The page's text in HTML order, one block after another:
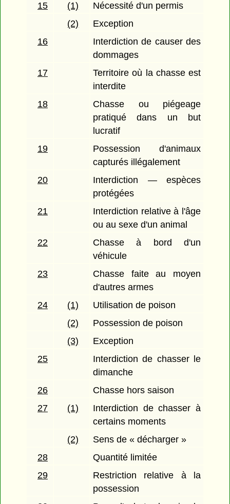
15
(1)
Nécessité d'un permis
(2)
Exception
16
Interdiction de causer des
dommages
17
Territoire où la chasse est
interdite
18
Chasse ou piégeage
pratiqué dans un but
lucratif
19
Possession d'animaux
capturés illégalement
20
Interdiction — espèces
protégées
21
Interdiction relative à l'âge
ou au sexe d'un animal
22
Chasse à bord d'un
véhicule
23
Chasse faite au moyen
d'autres armes
24
(1)
Utilisation de poison
(2)
Possession de poison
(3)
Exception
25
Interdiction de chasser le
dimanche
26
Chasse hors saison
27
(1)
Interdiction de chasser à
certains moments
(2)
Sens de « décharger »
28
Quantité limitée
29
Restriction relative à la
possession